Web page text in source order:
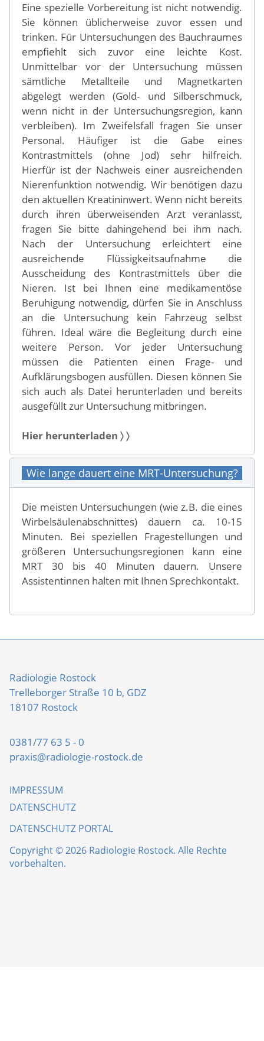
Eine spezielle Vorbereitung ist nicht notwendig.
Sie können üblicherweise zuvor essen und
trinken. Für Untersuchungen des Bauchraumes
empfiehlt sich zuvor eine leichte Kost.
Unmittelbar vor der Untersuchung müssen
sämtliche Metallteile und Magnetkarten
abgelegt werden (Gold- und Silberschmuck,
wenn nicht in der Untersuchungsregion, kann
verbleiben). Im Zweifelsfall fragen Sie unser
Personal. Häufiger ist die Gabe eines
Kontrastmittels (ohne Jod) sehr hilfreich.
Hierfür ist der Nachweis einer ausreichenden
Nierenfunktion notwendig. Wir benötigen dazu
den aktuellen Kreatininwert. Wenn nicht bereits
durch ihren überweisenden Arzt veranlasst,
fragen Sie bitte dahingehend bei ihm nach.
Nach der Untersuchung erleichtert eine
ausreichende Flüssigkeitsaufnahme die
Ausscheidung des Kontrastmittels über die
Nieren. Ist bei Ihnen eine medikamentöse
Beruhigung notwendig, dürfen Sie in Anschluss
an die Untersuchung kein Fahrzeug selbst
führen. Ideal wäre die Begleitung durch eine
weitere Person. Vor jeder Untersuchung
müssen die Patienten einen Frage- und
Aufklärungsbogen ausfüllen. Diesen können Sie
sich auch als Datei herunterladen und bereits
ausgefüllt zur Untersuchung mitbringen.
Hier herunterladen 〉 〉
Wie lange dauert eine MRT-Untersuchung?
Die meisten Untersuchungen (wie z.B. die eines
Wirbelsäulenabschnittes) dauern ca. 10-15
Minuten. Bei speziellen Fragestellungen und
größeren Untersuchungsregionen kann eine
MRT 30 bis 40 Minuten dauern. Unsere
Assistentinnen halten mit Ihnen Sprechkontakt.
Radiologie Rostock
Trelleborger Straße 10 b, GDZ
18107 Rostock
0381/77 63 5 - 0
praxis@radiologie-rostock.de
IMPRESSUM
DATENSCHUTZ
DATENSCHUTZ PORTAL
Copyright © 2026 Radiologie Rostock. Alle Rechte
vorbehalten.